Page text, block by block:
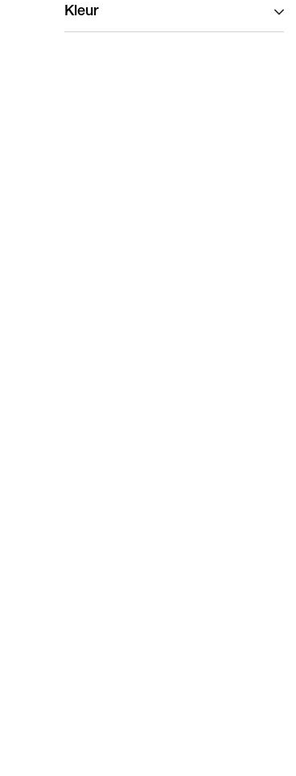
Kleur